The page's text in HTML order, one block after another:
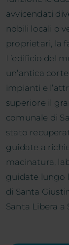
avvicendati
nobili locali o
proprietari, la
L’edificio del
un’antica
impianti e
superiore il
comunale di
stato
guidate a
macinatura,
guidate lungo
di Santa
Santa Libera a